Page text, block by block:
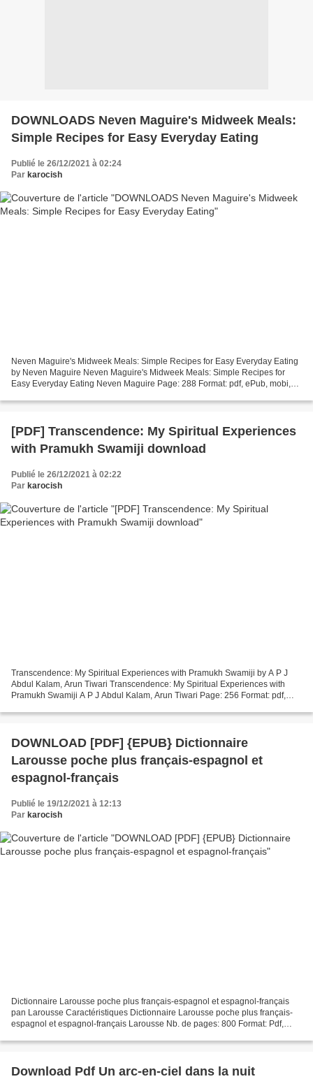
DOWNLOADS Neven Maguire's Midweek Meals:
Simple Recipes for Easy Everyday Eating
Publié le 26/12/2021 à 02:24
Par karocish
Neven Maguire's Midweek Meals: Simple Recipes for Easy Everyday Eating
by Neven Maguire Neven Maguire's Midweek Meals: Simple Recipes for
Easy Everyday Eating Neven Maguire Page: 288 Format: pdf, ePub, mobi,
[PDF] Transcendence: My Spiritual Experiences
with Pramukh Swamiji download
Publié le 26/12/2021 à 02:22
Par karocish
Transcendence: My Spiritual Experiences with Pramukh Swamiji by A P J
Abdul Kalam, Arun Tiwari Transcendence: My Spiritual Experiences with
Pramukh Swamiji A P J Abdul Kalam, Arun Tiwari Page: 256 Format: pdf,
DOWNLOAD [PDF] {EPUB} Dictionnaire
Larousse poche plus français-espagnol et
espagnol-français
Publié le 19/12/2021 à 12:13
Par karocish
Dictionnaire Larousse poche plus français-espagnol et espagnol-français
pan Larousse Caractéristiques Dictionnaire Larousse poche plus français-
espagnol et espagnol-français Larousse Nb. de pages: 800 Format: Pdf,
Download Pdf Un arc-en-ciel dans la nuit